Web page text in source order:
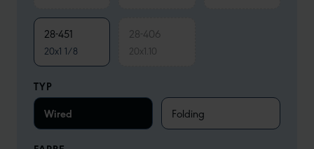
28-451
20x1 1/8
28-406
20x1.10
TYP
Wired
Folding